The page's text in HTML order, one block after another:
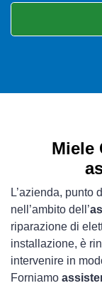
Miele
L’azienda, punto
nell’ambito dell’
riparazione di
installazione, è
intervenire in
Forniamo